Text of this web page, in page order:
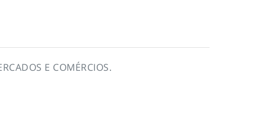
E COMÉRCIOS.